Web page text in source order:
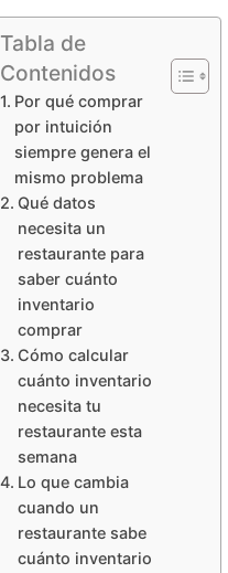
Tabla de
Contenidos
Por qué comprar
por intuición
siempre genera el
mismo problema
Qué datos
necesita un
restaurante para
saber cuánto
inventario
comprar
Cómo calcular
cuánto inventario
necesita tu
restaurante esta
semana
Lo que cambia
cuando un
restaurante sabe
cuánto inventario